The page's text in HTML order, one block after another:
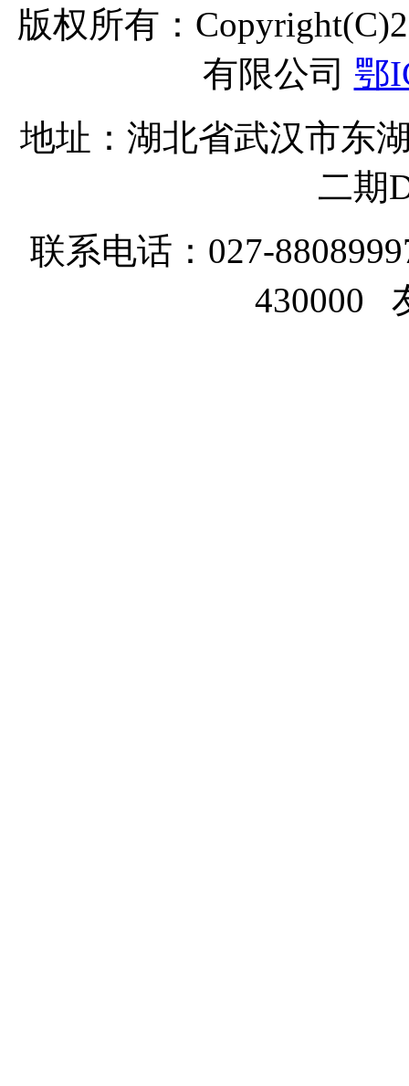
版权所有：
有限公司 鄂
地址：湖北省武汉市东
二期
联系电话：027-
430000